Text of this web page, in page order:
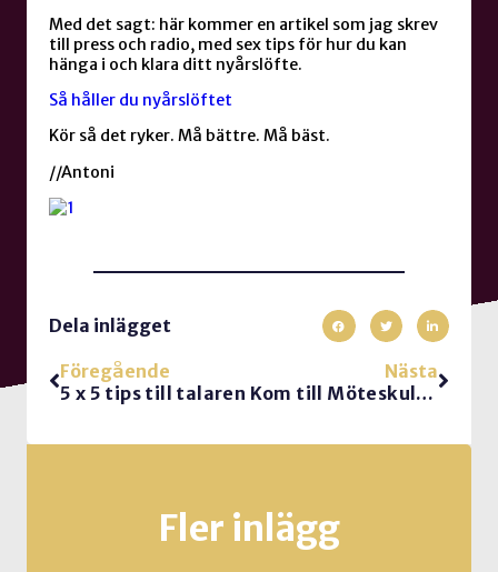
Med det sagt: här kommer en artikel som jag skrev
till press och radio, med sex tips för hur du kan
hänga i och klara ditt nyårslöfte.
Så håller du nyårslöftet
Kör så det ryker. Må bättre. Må bäst.
//Antoni
Dela inlägget
Föregående
5 x 5 tips till talaren
Nästa
Kom till Möteskulturdagen
Fler inlägg